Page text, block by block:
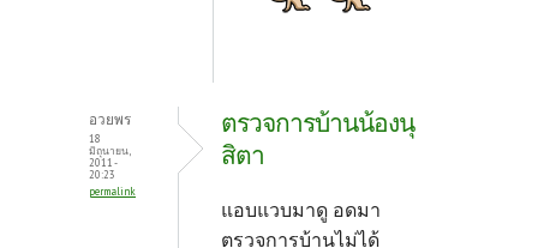
อวยพร
18
มิถุนายน,
2011 -
20:23
permalink
ตรวจการบ้านน้องนุ
สิตา
แอบแวบมาดู อดมา
ตรวจการบ้านไม่ได้